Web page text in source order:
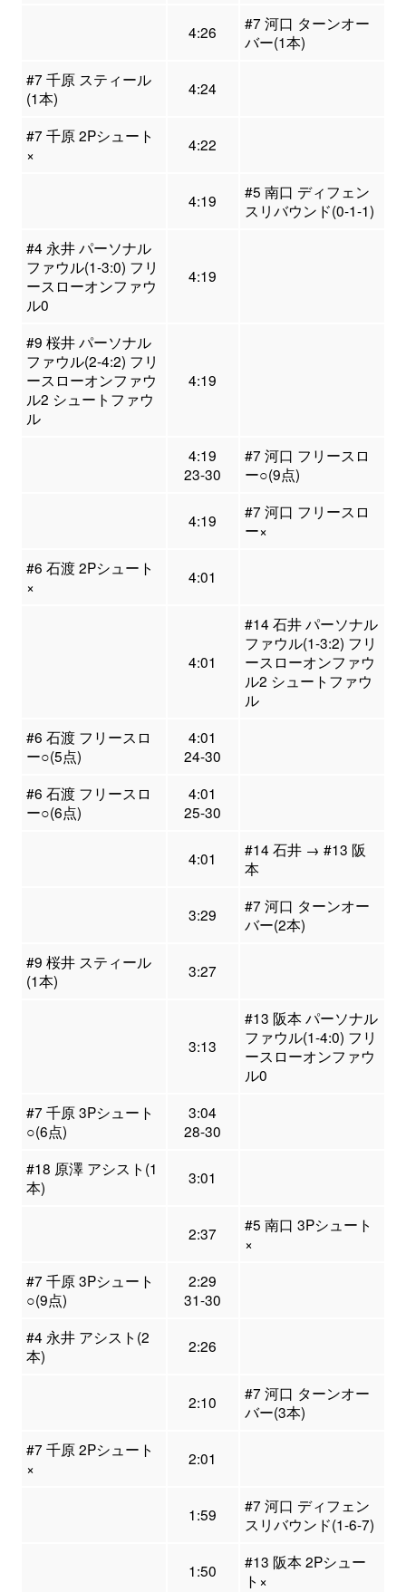
4:26
#7 河口 ターンオー
バー(1本)
#7 千原 スティール
(1本)
4:24
#7 千原 2Pシュート
×
4:22
4:19
#5 南口 ディフェン
スリバウンド(0-1-1)
#4 永井 パーソナル
ファウル(1-3:0) フリ
ースローオンファウ
ル0
4:19
#9 桜井 パーソナル
ファウル(2-4:2) フリ
ースローオンファウ
ル2 シュートファウ
ル
4:19
4:19
23-30
#7 河口 フリースロ
ー○(9点)
4:19
#7 河口 フリースロ
ー×
#6 石渡 2Pシュート
×
4:01
4:01
#14 石井 パーソナル
ファウル(1-3:2) フリ
ースローオンファウ
ル2 シュートファウ
ル
#6 石渡 フリースロ
ー○(5点)
4:01
24-30
#6 石渡 フリースロ
ー○(6点)
4:01
25-30
4:01
#14 石井 → #13 阪
本
3:29
#7 河口 ターンオー
バー(2本)
#9 桜井 スティール
(1本)
3:27
3:13
#13 阪本 パーソナル
ファウル(1-4:0) フリ
ースローオンファウ
ル0
#7 千原 3Pシュート
○(6点)
3:04
28-30
#18 原澤 アシスト(1
本)
3:01
2:37
#5 南口 3Pシュート
×
#7 千原 3Pシュート
○(9点)
2:29
31-30
#4 永井 アシスト(2
本)
2:26
2:10
#7 河口 ターンオー
バー(3本)
#7 千原 2Pシュート
×
2:01
1:59
#7 河口 ディフェン
スリバウンド(1-6-7)
1:50
#13 阪本 2Pシュー
ト×